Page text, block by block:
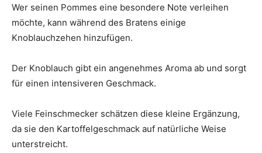
Wer seinen Pommes eine besondere Note verleihen
möchte, kann während des Bratens einige
Knoblauchzehen hinzufügen.
Der Knoblauch gibt ein angenehmes Aroma ab und sorgt
für einen intensiveren Geschmack.
Viele Feinschmecker schätzen diese kleine Ergänzung,
da sie den Kartoffelgeschmack auf natürliche Weise
unterstreicht.